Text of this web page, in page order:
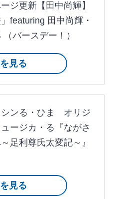
ジ更新【田中尚輝】
」featuring 田中尚輝・
バースデー！）
見る
シンる・ひま オリジ
ージカ・る『ながさ
足利尊氏太変記～』
見る